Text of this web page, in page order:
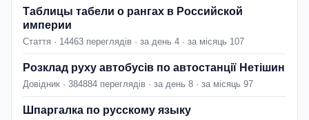
Таблицы табели о рангах в Российской
империи
Стаття · 14463 переглядів · за день 4 · за місяць 107
Розклад руху автобусів по автостанції Нетішин
Довідник · 384884 переглядів · за день 8 · за місяць 97
Шпаргалка по русскому языку